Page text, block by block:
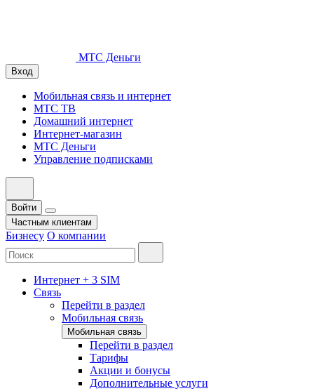
МТС Деньги
Вход
Мобильная связь и интернет
МТС ТВ
Домашний интернет
Интернет-магазин
МТС Деньги
Управление подписками
Войти
Частным клиентам
Бизнесу О компании
Интернет + 3 SIM
Связь
Перейти в раздел
Мобильная связь
Мобильная связь
Перейти в раздел
Тарифы
Акции и бонусы
Дополнительные услуги